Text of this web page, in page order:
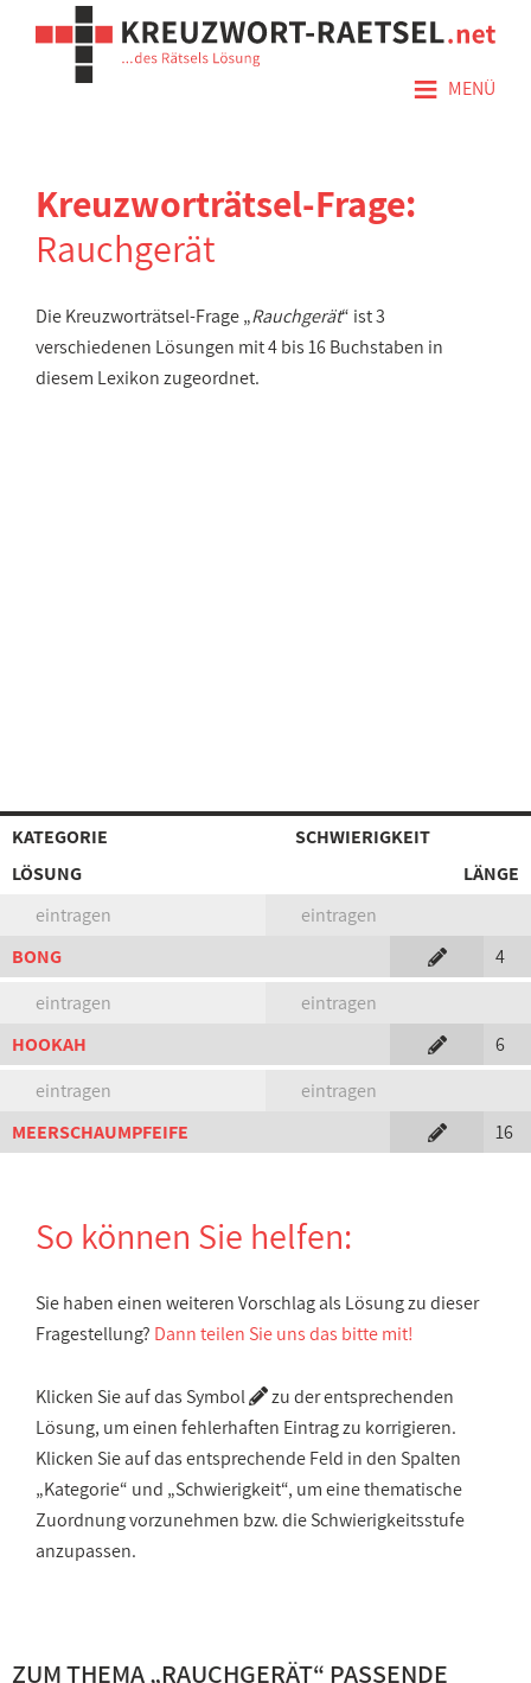
≡ MENÜ
Kreuzworträtsel-Frage:
Rauchgerät
Die Kreuzworträtsel-Frage „Rauchgerät“ ist 3
verschiedenen Lösungen mit 4 bis 16 Buchstaben in
diesem Lexikon zugeordnet.
KATEGORIE
SCHWIERIGKEIT
LÖSUNG
LÄNGE
eintragen
eintragen
BONG
4
eintragen
eintragen
HOOKAH
6
eintragen
eintragen
MEERSCHAUMPFEIFE
16
So können Sie helfen:
Sie haben einen weiteren Vorschlag als Lösung zu dieser
Fragestellung? Dann teilen Sie uns das bitte mit!
Klicken Sie auf das Symbol
zu der entsprechenden
Lösung, um einen fehlerhaften Eintrag zu korrigieren.
Klicken Sie auf das entsprechende Feld in den Spalten
„Kategorie“ und „Schwierigkeit“, um eine thematische
Zuordnung vorzunehmen bzw. die Schwierigkeitsstufe
anzupassen.
ZUM THEMA „RAUCHGERÄT“ PASSENDE